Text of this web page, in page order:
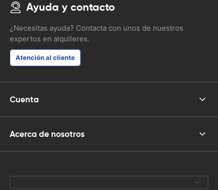
Ayuda y contacto
¿Necesitas ayuda? Contacta con unos de nuestros
expertos en alquileres.
Atención al cliente
Cuenta
Acerca de nosotros